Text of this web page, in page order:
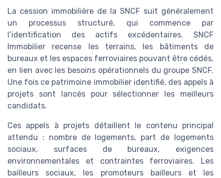
La cession immobilière de la SNCF suit généralement
un processus structuré, qui commence par
l’identification des actifs excédentaires. SNCF
Immobilier recense les terrains, les bâtiments de
bureaux et les espaces ferroviaires pouvant être cédés,
en lien avec les besoins opérationnels du groupe SNCF.
Une fois ce patrimoine immobilier identifié, des appels à
projets sont lancés pour sélectionner les meilleurs
candidats.
Ces appels à projets détaillent le contenu principal
attendu : nombre de logements, part de logements
sociaux, surfaces de bureaux, exigences
environnementales et contraintes ferroviaires. Les
bailleurs sociaux, les promoteurs bailleurs et les